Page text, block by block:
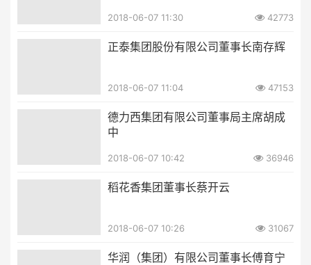
2018-06-07 11:30 42773
正泰集团股份有限公司董事长南存辉
2018-06-07 11:04 47153
德力西集团有限公司董事局主席胡成
中
2018-06-07 10:42 36946
稻花香集团董事长蔡开云
2018-06-07 10:26 31067
华润（集团）有限公司董事长傅育宁